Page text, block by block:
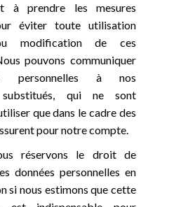
à prendre les mesures
éviter toute utilisation
modification de ces
pouvons communiquer
personnelles à nos
substitués, qui ne sont
que dans le cadre des
pour notre compte.
réservons le droit de
données personnelles en
si nous estimons que cette